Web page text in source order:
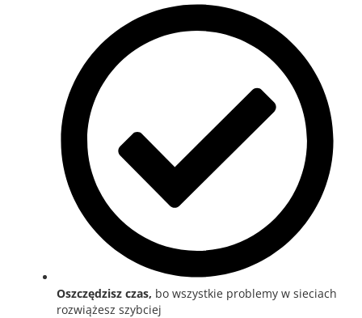
Oszczędzisz czas, bo wszystkie problemy w sieciach
rozwiążesz szybciej